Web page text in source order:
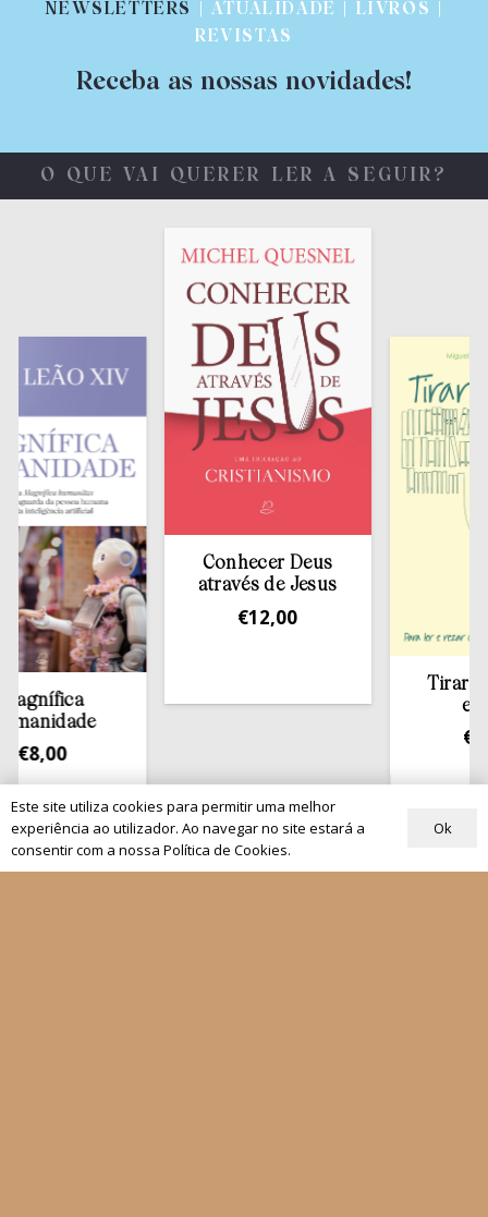
NEWSLETTERS
| ATUALIDADE | LIVROS |
REVISTAS
Receba as nossas novidades!
O QUE VAI QUERER LER A SEGUIR?
Conhecer Deus
através de Jesus
12,00
Tirar a
estante
13,50
Quem Somos
Este site utiliza cookies para permitir uma melhor
experiência ao utilizador. Ao navegar no site estará a
consentir com a nossa Política de Cookies.
Ok